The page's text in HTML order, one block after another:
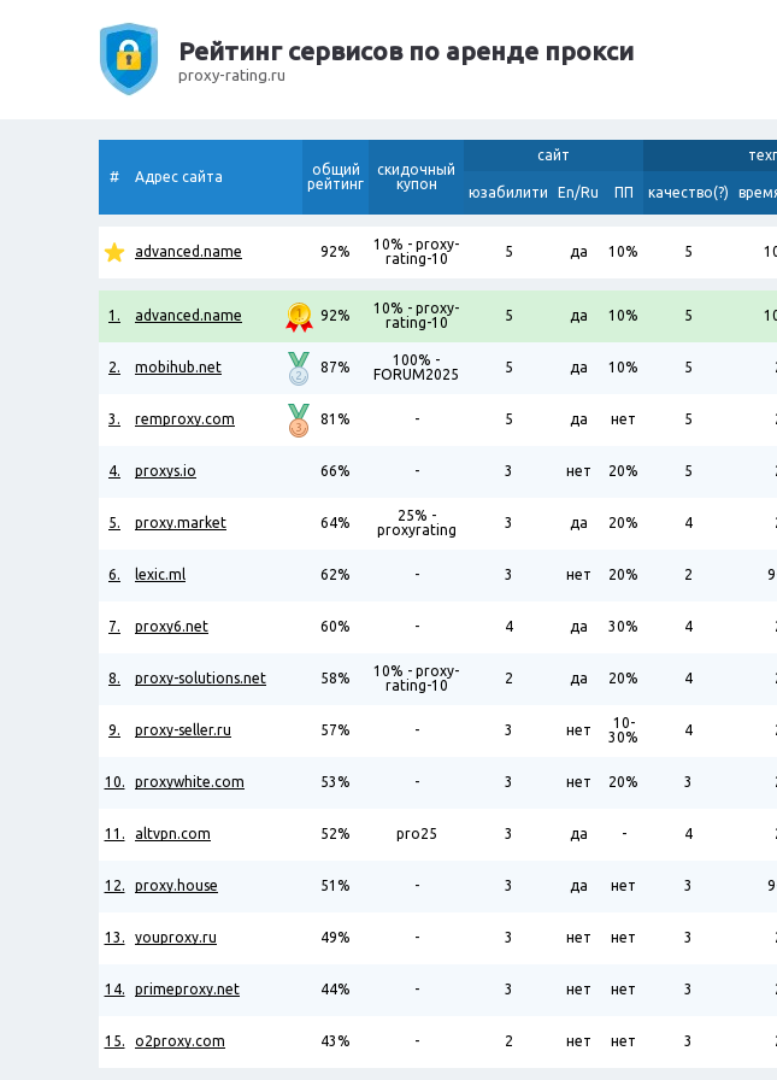
Рейтинг сервисов по аренде прокси
proxy-rating.ru
# Адрес сайта
общий
рейтинг
скидочный
купон
сайт
юзабилити
En/Ru ПП качество(?)
advanced.name 92%
10% - proxy-
rating-10
5 да 10% 5
1. advanced.name 92%
10% - proxy-
rating-10
5 да 10% 5
2. mobihub.net 87%
100% -
FORUM2025
5 да 10% 5
3. remproxy.com 81% - 5 да нет 5
4. proxys.io 66% - 3 нет 20% 5
5. proxy.market 64%
25% -
proxyrating
3 да 20% 4
6. lexic.ml 62% - 3 нет 20% 2
7. proxy6.net 60% - 4 да 30% 4
8. proxy-solutions.net 58%
10% - proxy-
rating-10
2 да 20% 4
9. proxy-seller.ru 57% - 3 нет
10-
30%
4
10. proxywhite.com 53% - 3 нет 20% 3
11. altvpn.com 52% pro25 3 да - 4
12. proxy.house 51% - 3 да нет 3
13. youproxy.ru 49% - 3 нет нет 3
14. primeproxy.net 44% - 3 нет нет 3
15. o2proxy.com 43% - 2 нет нет 3